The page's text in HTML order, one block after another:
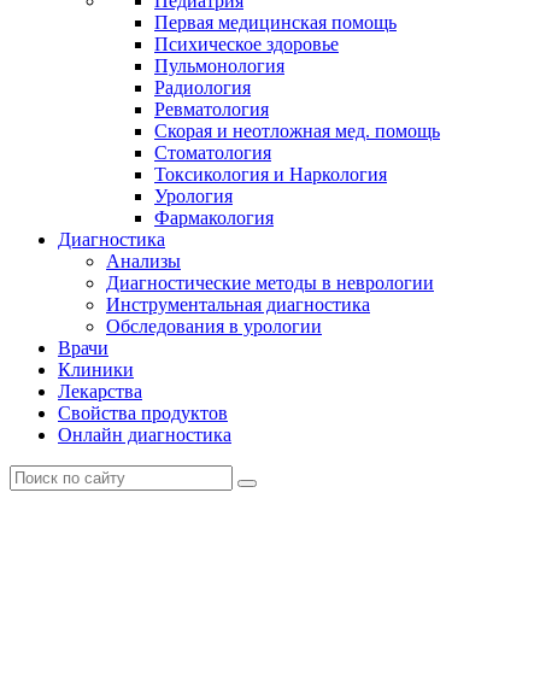
Первая медицинская помощь
Психическое здоровье
Пульмонология
Радиология
Ревматология
Скорая и неотложная мед. помощь
Стоматология
Токсикология и Наркология
Урология
Фармакология
Диагностика
Анализы
Диагностические методы в неврологии
Инструментальная диагностика
Обследования в урологии
Врачи
Клиники
Лекарства
Свойства продуктов
Онлайн диагностика